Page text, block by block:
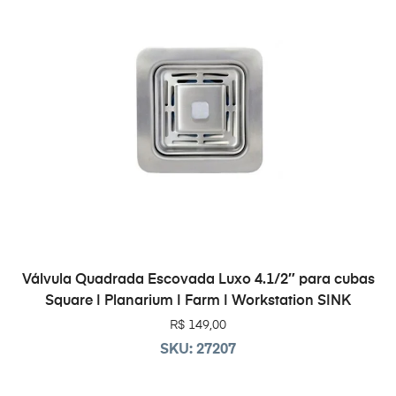
ADICIONAR AO CARRINHO
Válvula Quadrada Escovada Luxo 4.1/2″ para cubas
Square | Planarium | Farm | Workstation SINK
R$ 149,00
SKU: 27207